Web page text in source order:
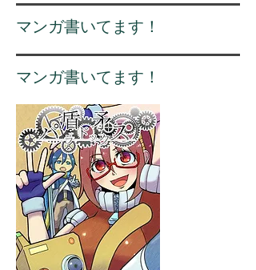
​マンガ書いてます！
マンガ書いてます！